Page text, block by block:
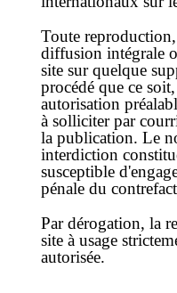
Toute
diffusion intégrale
site sur quelque
procédé que ce
autorisation
à solliciter par
la publication. Le
interdiction
susceptible
pénale du
Par dérogation, la
site à usage
autorisée.